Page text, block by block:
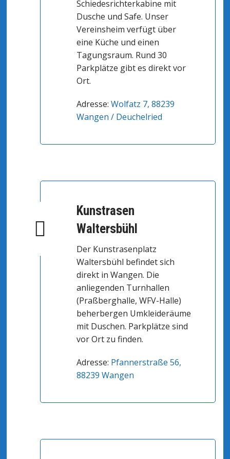
Schiedesrichterkabine mit
Dusche und Safe. Unser
Vereinsheim verfügt über
eine Küche und einen
Tagungsraum. Rund 30
Parkplätze gibt es direkt vor
Ort.
Adresse:Wolfatz 7, 88239
Wangen / Deuchelried
Kunstrasen
Waltersbühl
Der Kunstrasenplatz
Waltersbühl befindet sich
direkt in Wangen. Die
anliegenden Turnhallen
(Praßberghalle, WFV-Halle)
beherbergen Umkleideräume
mit Duschen. Parkplätze sind
vor Ort zu finden.
Adresse: Pfannerstraße 56,
88239 Wangen